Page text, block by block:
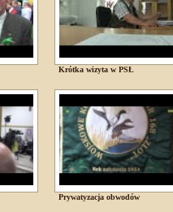
Krótka wizyta w PSŁ
Prywatyzacja obwodów